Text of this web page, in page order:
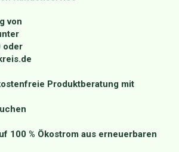
von
oder
Produktberatung mit
100 % Ökostrom aus erneuerbaren